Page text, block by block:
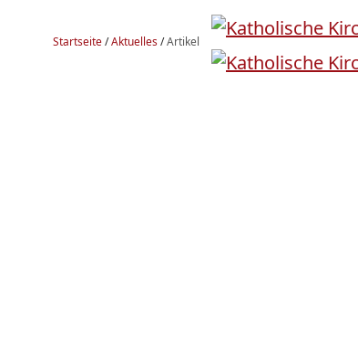
Startseite/Aktuelles/Artikel